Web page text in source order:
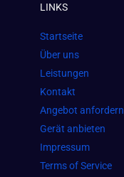
b
o
o
k
m
LINKS
Startseite
Über uns
Leistungen
Kontakt
Angebot anfordern
Gerät anbieten
Impressum
Terms of Service